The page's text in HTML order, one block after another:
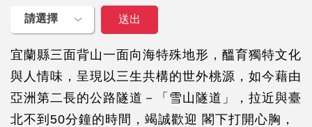
宜蘭縣三面背山一面向海特殊地形，醞育獨特文化
與人情味，呈現以三生共構的世外桃源，如今藉由
亞洲第二長的公路隧道－「雪山隧道」，拉近與臺
北不到50分鐘的時間，竭誠歡迎 閣下打開心胸，